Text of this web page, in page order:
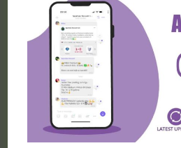
FUDBAL
[PREMIUM]
Avgust
TRANSFERI FUDBAL
Transferi